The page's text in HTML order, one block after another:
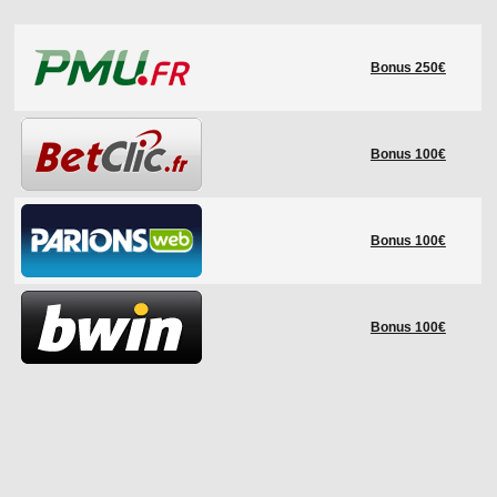
LES STADES
HISTORIQUE
COUPE DES CONFÉDÉRATIONS
Bonus 250€
Bonus 100€
Bonus 100€
Bonus 100€